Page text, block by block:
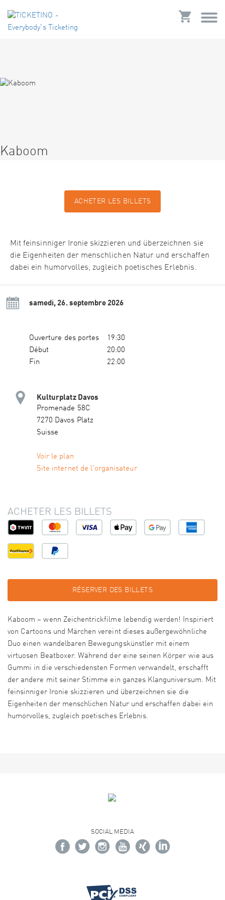
Kaboom
ACHETER LES BILLETS
Mit feinsinniger Ironie skizzieren und überzeichnen sie
die Eigenheiten der menschlichen Natur und erschaffen
dabei ein humorvolles, zugleich poetisches Erlebnis.
samedi, 26. septembre 2026
Ouverture des portes
19:30
Début
20:00
Fin
22:00
Kulturplatz Davos
Promenade 58C
7270 Davos Platz
Suisse
Voir le plan
Site internet de l'organisateur
ACHETER LES BILLETS
RÉSERVER DES BILLETS
Kaboom – wenn Zeichentrickfilme lebendig werden! Inspiriert
von Cartoons und Märchen vereint dieses außergewöhnliche
Duo einen wandelbaren Bewegungskünstler mit einem
virtuosen Beatboxer. Während der eine seinen Körper wie aus
Gummi in die verschiedensten Formen verwandelt, erschafft
der andere mit seiner Stimme ein ganzes Klanguniversum. Mit
feinsinniger Ironie skizzieren und überzeichnen sie die
Eigenheiten der menschlichen Natur und erschaffen dabei ein
humorvolles, zugleich poetisches Erlebnis.
SOCIAL MEDIA